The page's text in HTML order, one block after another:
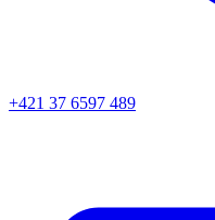
+421 37 6597 489